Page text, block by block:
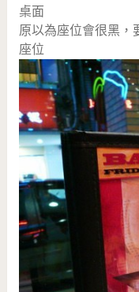
桌面
原以為座位會很黑，
座位